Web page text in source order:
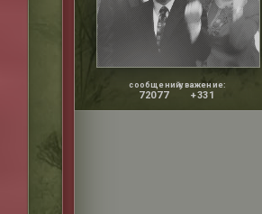
сообщений:
72077
уважение:
+331